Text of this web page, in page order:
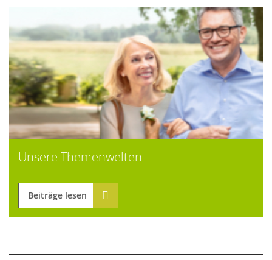
Unsere Themenwelten
Beiträge lesen